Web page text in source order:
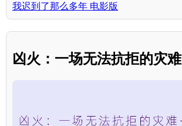
我迟到了那么多年 电影版
凶火：一场无法抗拒的灾难